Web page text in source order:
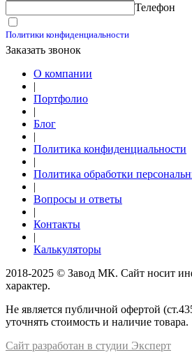
Телефон
Политики конфиденциальности
Заказать звонок
О компании
|
Портфолио
|
Блог
|
Политика конфиденциальности
|
Политика обработки
|
Вопросы и ответы
|
Контакты
|
Калькуляторы
2018-2025 © Завод МК. Сайт носит
характер.
Не является публичной офертой
уточнять стоимость и наличие товара.
Сайт разработан в студии Эксперт